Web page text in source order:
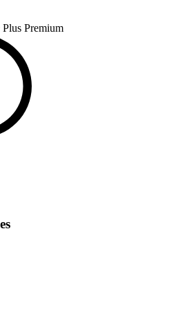
Plus Premium